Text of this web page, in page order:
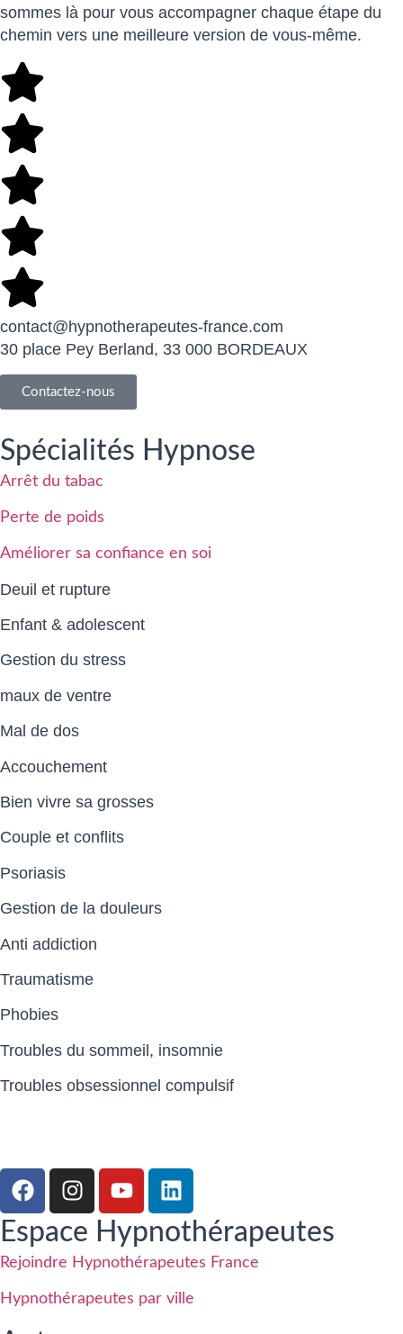
sommes là pour vous accompagner chaque étape du
chemin vers une meilleure version de vous-même.
contact@hypnotherapeutes-france.com
30 place Pey Berland, 33 000 BORDEAUX
Contactez-nous
Spécialités Hypnose
Arrêt du tabac
Perte de poids
Améliorer sa confiance en soi
Deuil et rupture
Enfant & adolescent
Gestion du stress
maux de ventre
Mal de dos
Accouchement
Bien vivre sa grosses
Couple et conflits
Psoriasis
Gestion de la douleurs
Anti addiction
Traumatisme
Phobies
Troubles du sommeil, insomnie
Troubles obsessionnel compulsif
Espace Hypnothérapeutes
Rejoindre Hypnothérapeutes France
Hypnothérapeutes par ville